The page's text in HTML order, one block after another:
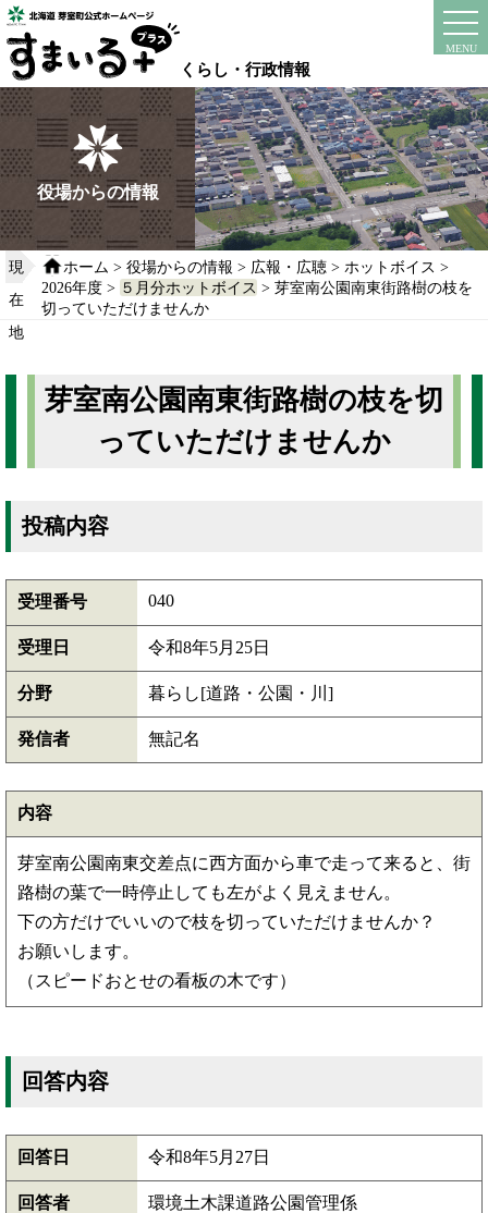
本
文
へ
移
動
る
くらし・行政情報
MENU
instagram
役場からの情報
現
在
地
ホーム >役場からの情報 > 広報・広聴 > ホットボイス >
2026年度 > ５月分ホットボイス > 芽室南公園南東街路樹の枝を
切っていただけませんか
芽室南公園南東街路樹の枝を切
っていただけませんか
投稿内容
受理番号 040
受理日 令和8年5月25日
分野 暮らし[道路・公園・川]
発信者 無記名
内容
芽室南公園南東交差点に西方面から車で走って来ると、街
路樹の葉で一時停止しても左がよく見えません。
下の方だけでいいので枝を切っていただけませんか？
お願いします。
（スピードおとせの看板の木です）
回答内容
回答日 令和8年5月27日
回答者 環境土木課道路公園管理係